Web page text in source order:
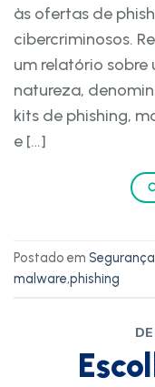
às ofertas de
cibercriminosos.
um relatório
natureza,
kits de phishing,
e […]
Postado em
malware,phishing